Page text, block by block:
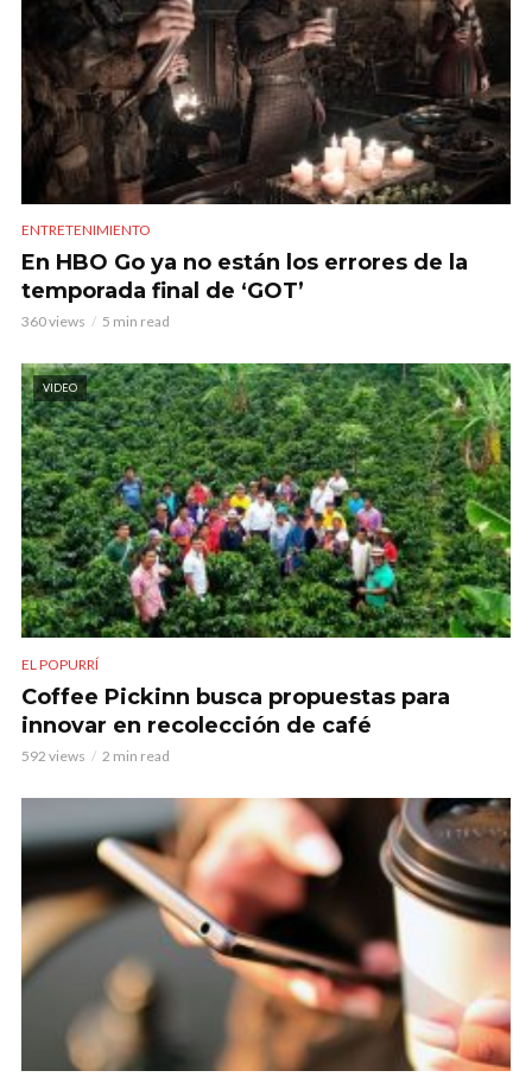
ENTRETENIMIENTO
En HBO Go ya no están los errores de la
temporada final de ‘GOT’
360 views 5 min read
VIDEO
EL POPURRÍ
Coffee Pickinn busca propuestas para
innovar en recolección de café
592 views 2 min read